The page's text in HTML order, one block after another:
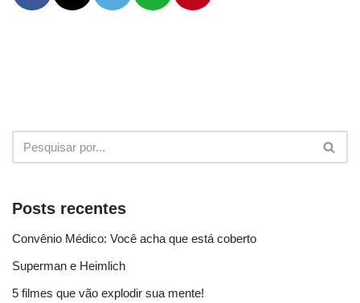
Posts recentes
Convênio Médico: Você acha que está coberto
Superman e Heimlich
5 filmes que vão explodir sua mente!